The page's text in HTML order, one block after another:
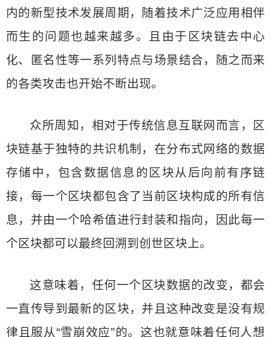
内的新型技术发展周期，随着技术广泛应用相伴
而生的问题也越来越多。且由于区块链去中心
化、匿名性等一系列特点与场景结合，随之而来
的各类攻击也开始不断出现。
众所周知，相对于传统信息互联网而言，区
块链基于独特的共识机制，在分布式网络的数据
存储中，包含数据信息的区块从后向前有序链
接，每一个区块都包含了当前区块构成的所有信
息，并由一个哈希值进行封装和指向，因此每一
个区块都可以最终回溯到创世区块上。
这意味着，任何一个区块数据的改变，都会
一直传导到最新的区块，并且这种改变是没有规
律且服从“雪崩效应”的。这也就意味着任何人想